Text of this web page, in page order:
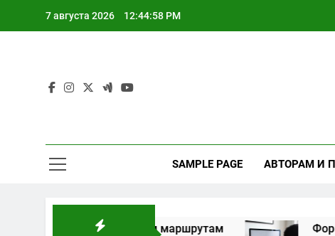
7 августа 2026 12:44:59 PM
SAMPLE PAGE АВТОРАМ И
маршрутам Форматы